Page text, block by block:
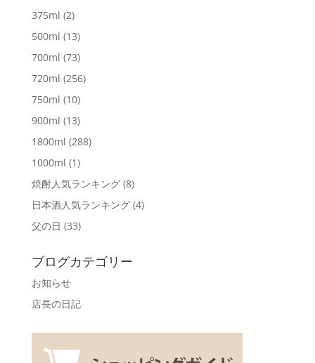
375ml (2)
500ml (13)
700ml (73)
720ml (256)
750ml (10)
900ml (13)
1800ml (288)
1000ml (1)
焼酎人気ランキング (8)
日本酒人気ランキング (4)
父の日 (33)
ブログカテゴリー
お知らせ
店長の日記